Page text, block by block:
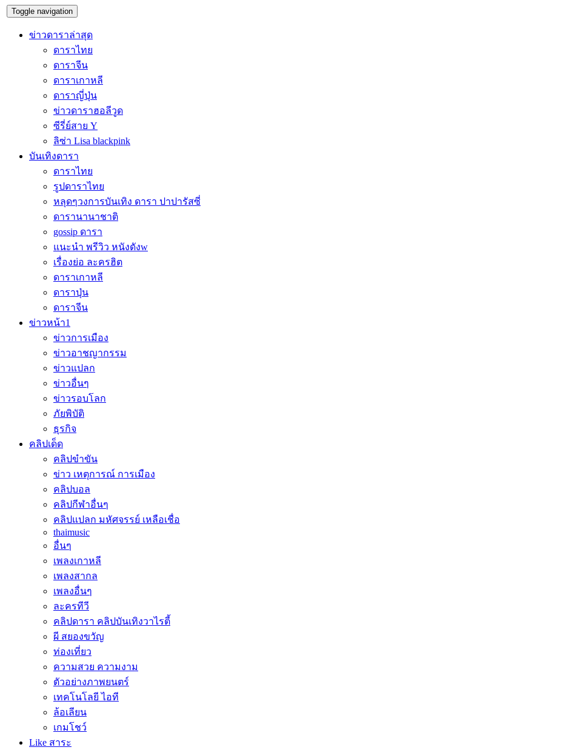
Toggle navigation
ข่าวดาราล่าสุด
ดาราไทย
ดาราจีน
ดาราเกาหลี
ดาราญี่ปุ่น
ข่าวดาราฮอลีวูด
ซีรี่ย์สาย Y
ลิซ่า Lisa blackpink
บันเทิงดารา
ดาราไทย
รูปดาราไทย
หลุดๆวงการบันเทิง ดารา ปาปารัสซี่
ดารานานาชาติ
gossip ดารา
แนะนำ พรีวิว หนังดังw
เรื่องย่อ ละครฮิต
ดาราเกาหลี
ดาราปุ่น
ดาราจีน
ข่าวหน้า1
ข่าวการเมือง
ข่าวอาชญากรรม
ข่าวแปลก
ข่าวอื่นๆ
ข่าวรอบโลก
ภัยพิบัติ
ธุรกิจ
คลิปเด็ด
คลิปขำขัน
ข่าว เหตุการณ์ การเมือง
คลิปบอล
คลิปกีฬาอื่นๆ
คลิปแปลก มหัศจรรย์ เหลือเชื่อ
thaimusic
อื่นๆ
เพลงเกาหลี
เพลงสากล
เพลงอื่นๆ
ละครทีวี
คลิปดารา คลิปบันเทิงวาไรตี้
ผี สยองขวัญ
ท่องเที่ยว
ความสวย ความงาม
ตัวอย่างภาพยนตร์
เทคโนโลยี ไอที
ล้อเลียน
เกมโชว์
Like สาระ